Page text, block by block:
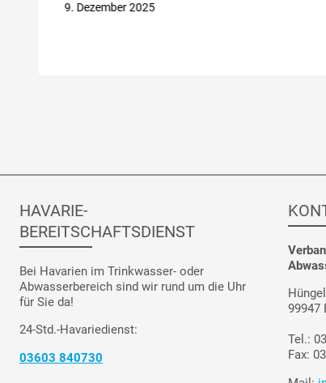
9. Dezember 2025
HAVARIE-
BEREITSCHAFTSDIENST
Bei Havarien im Trinkwasser- oder
Abwasserbereich sind wir rund um die Uhr
für Sie da!
24-Std.-Havariedienst:
03603 840730
99947
Tel.:
Fax: